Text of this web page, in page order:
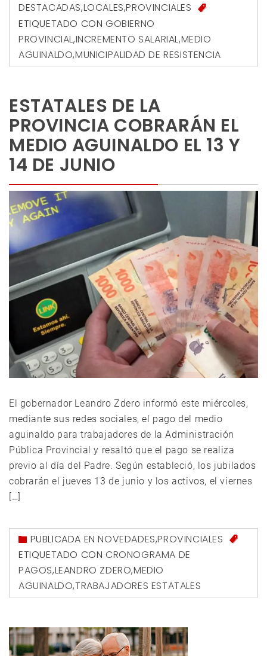
DESTACADAS,LOCALES,PROVINCIALES
ETIQUETADO CON GOBIERNO
PROVINCIAL,INCREMENTO SALARIAL,MEDIO
AGUINALDO,MUNICIPALIDAD DE RESISTENCIA
ESTATALES DE LA
PROVINCIA COBRARÁN EL
MEDIO AGUINALDO EL 13 Y
14 DE JUNIO
El gobernador Leandro Zdero informó este miércoles,
mediante sus redes sociales, el pago del medio
aguinaldo para trabajadores de la Administración
Pública Provincial y resaltó que el pago se realiza
previo al día del Padre. Según estableció, los jubilados
cobrarán el jueves 13 de junio y los activos, el viernes
[…]
PUBLICADA ENNOVEDADES,PROVINCIALES
ETIQUETADO CON CRONOGRAMA DE
PAGOS,LEANDRO ZDERO,MEDIO
AGUINALDO,TRABAJADORES ESTATALES